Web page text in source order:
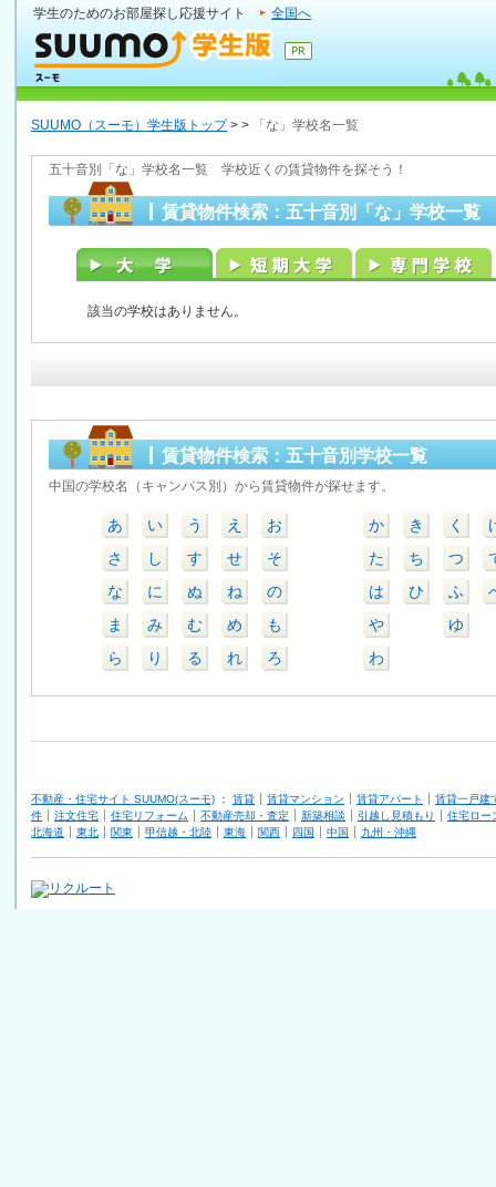
学生のためのお部屋探し応援サイト 全国へ
SUUMO（スーモ）学生版トップ> > 「な」学校名一覧
五十音別「な」学校名一覧 学校近くの賃貸物件を探そう！
賃貸物件検索：五十音別「な」学校一覧
該当の学校はありません。
賃貸物件検索：五十音別学校一覧
中国の学校名（キャンパス別）から賃貸物件が探せます。
あ い う え
お
さ
し す せ
そ
な
に ぬ ね
の
ま
み む め
も
ら
り る れ ろ
か き く
た
ち つ
は
ひ ふ
や
ゆ
わ
不動産・住宅サイト SUUMO(スーモ) ： 賃貸 賃貸マンション 賃貸アパート
賃貸一戸建
件
注文住宅 住宅リフォーム 不動産売却・査定 新築相談 引越し見積もり
住宅ロー
北海道
東北 関東 甲信越・北陸 東海 関西 四国 中国 九州・沖縄